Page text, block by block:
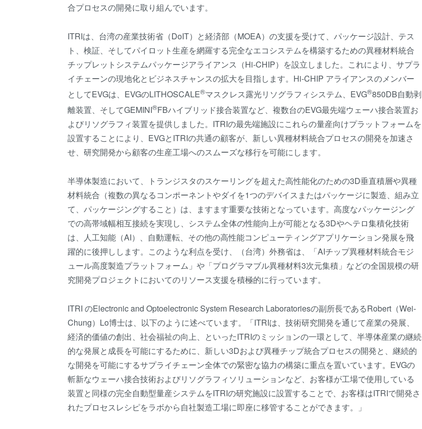
合プロセスの開発に取り組んでいます。
ITRIは、台湾の産業技術省（DoIT）と経済部（MOEA）の支援を受けて、パッケージ設計、テス
ト、検証、そしてパイロット生産を網羅する完全なエコシステムを構築するための異種材料統合
チップレットシステムパッケージアライアンス（Hi-CHIP）を設立しました。これにより、サプラ
イチェーンの現地化とビジネスチャンスの拡大を目指します。Hi-CHIP アライアンスのメンバー
としてEVGは、EVGのLITHOSCALE®マスクレス露光リソグラフィシステム、EVG®850DB自動剥
離装置、そしてGEMINI®FBハイブリッド接合装置など、複数台のEVG最先端ウェーハ接合装置お
よびリソグラフィ装置を提供しました。ITRIの最先端施設にこれらの量産向けプラットフォームを
設置することにより、EVGとITRIの共通の顧客が、新しい異種材料統合プロセスの開発を加速さ
せ、研究開発から顧客の生産工場へのスムーズな移行を可能にします。
半導体製造において、トランジスタのスケーリングを超えた高性能化のための3D垂直積層や異種
材料統合（複数の異なるコンポーネントやダイを1つのデバイスまたはパッケージに製造、組み立
て、パッケージングすること）は、ますます重要な技術となっています。高度なパッケージング
での高帯域幅相互接続を実現し、システム全体の性能向上が可能となる3Dやヘテロ集積化技術
は、人工知能（AI）、自動運転、その他の高性能コンピューティングアプリケーション発展を飛
躍的に後押しします。このような利点を受け、（台湾）外務省は、「AIチップ異種材料統合モジ
ュール高度製造プラットフォーム」や「プログラマブル異種材料3次元集積」などの全国規模の研
究開発プロジェクトにおいてのリソース支援を積極的に行っています。
ITRI のElectronic and Optoelectronic System Research Laboratoriesの副所長であるRobert（Wei-
Chung）Lo博士は、以下のように述べています。「ITRIは、技術研究開発を通じて産業の発展、
経済的価値の創出、社会福祉の向上、といったITRIのミッションの一環として、半導体産業の継続
的な発展と成長を可能にするために、新しい3Dおよび異種チップ統合プロセスの開発と、継続的
な開発を可能にするサプライチェーン全体での緊密な協力の構築に重点を置いています。EVGの
斬新なウェーハ接合技術およびリソグラフィソリューションなど、お客様が工場で使用している
装置と同様の完全自動型量産システムをITRIの研究施設に設置することで、お客様はITRIで開発さ
れたプロセスレシピをラボから自社製造工場に即座に移管することができます。」